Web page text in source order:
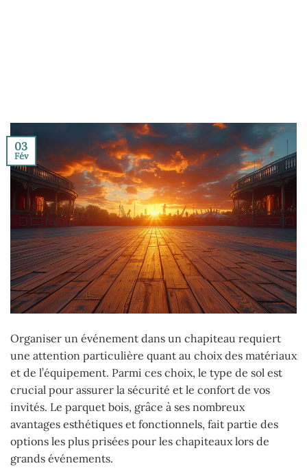
03
Fév
Organiser un événement dans un chapiteau requiert
une attention particulière quant au choix des matériaux
et de l’équipement. Parmi ces choix, le type de sol est
crucial pour assurer la sécurité et le confort de vos
invités. Le parquet bois, grâce à ses nombreux
avantages esthétiques et fonctionnels, fait partie des
options les plus prisées pour les chapiteaux lors de
grands événements.